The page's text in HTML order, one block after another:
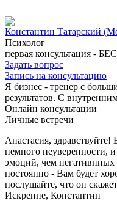
Константин Татарский
Психолог
первая консультация -
Задать вопрос
Запись на консультацию
Я бизнес - тренер с
результатов. С
Онлайн консультации
Личные встречи
Анастасия,
немного неуверенности,
эмоций, чем негативнных
постоянно - Вам будет
послушайте, что он
Искренне, Константин